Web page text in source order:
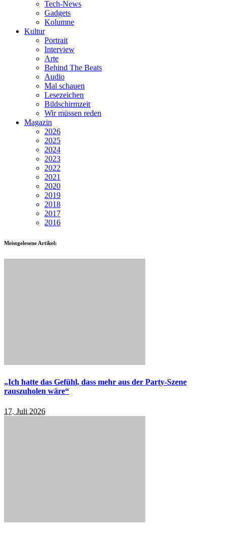
Tech-News
Gadgets
Kolumne
Kultur
Portrait
Interview
Arte
Behind The Beats
Audio
Mal schauen
Lesezeichen
Bildschirmzeit
Wir müssen reden
Magazin
2026
2025
2024
2023
2022
2021
2020
2019
2018
2017
2016
Meistgelesene Artikel:
„Ich hatte das Gefühl, dass mehr aus der Party-Szene
rauszuholen wäre“
17. Juli 2026